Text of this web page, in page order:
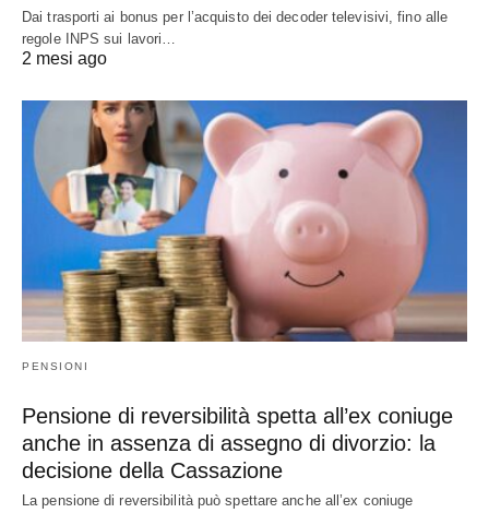
Dai trasporti ai bonus per l’acquisto dei decoder televisivi, fino alle
regole INPS sui lavori…
2 mesi ago
PENSIONI
Pensione di reversibilità spetta all’ex coniuge
anche in assenza di assegno di divorzio: la
decisione della Cassazione
La pensione di reversibilità può spettare anche all’ex coniuge